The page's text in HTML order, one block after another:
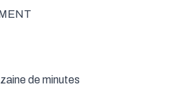
de minutes